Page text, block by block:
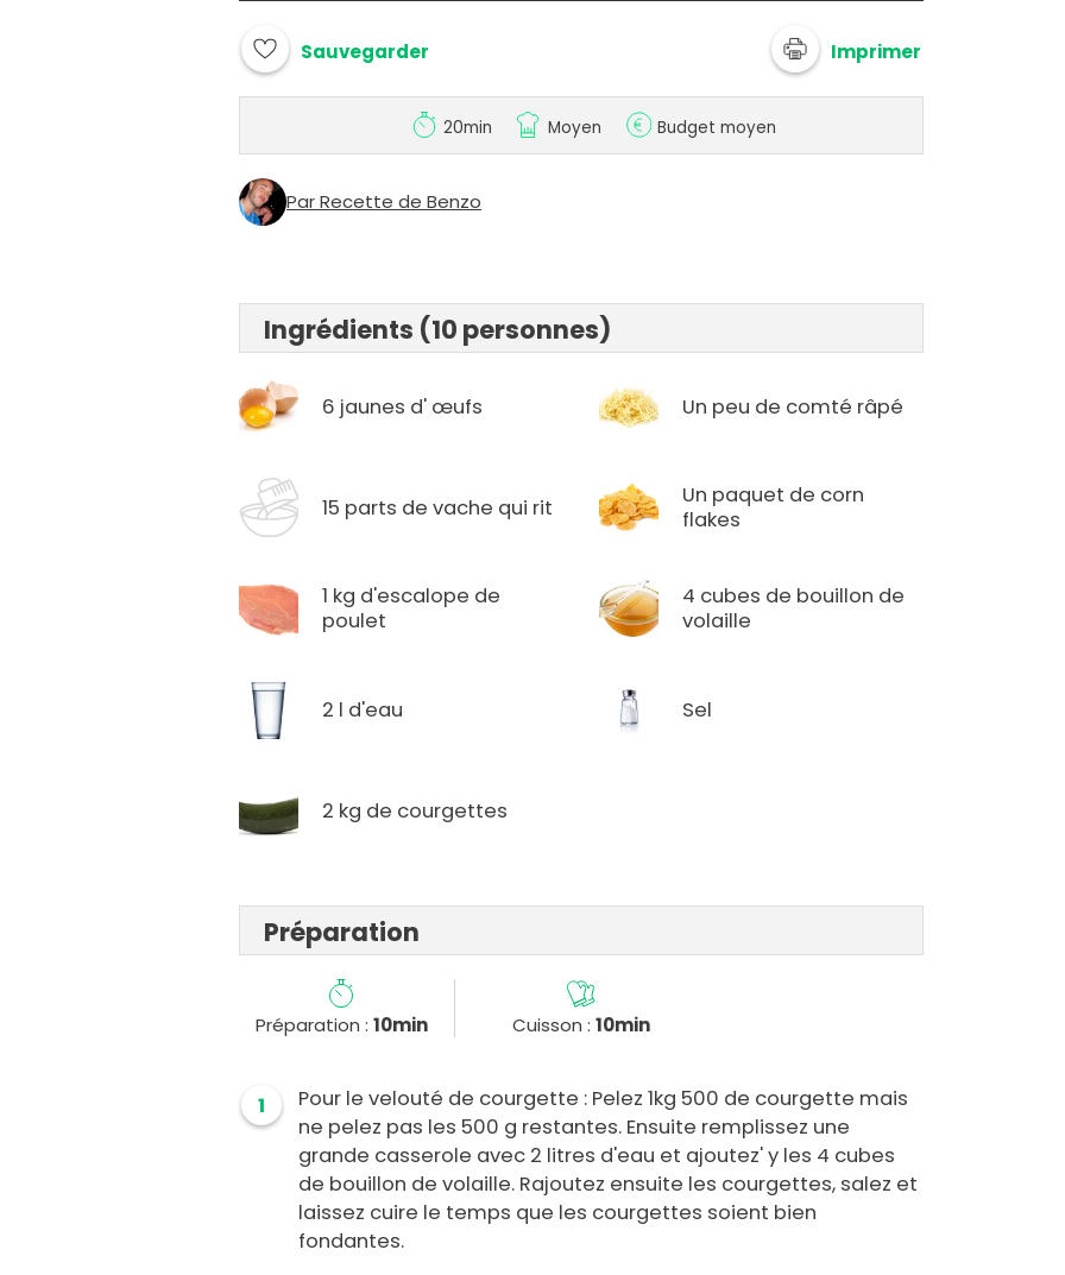
Sauvegarder Imprimer
20min Moyen Budget moyen
Par Recette de Benzo
Ingrédients (10 personnes)
6 jaunes d' œufs Un peu de comté râpé
15 parts de vache qui rit
Un paquet de corn
flakes
1 kg d'escalope de
poulet
4 cubes de bouillon de
volaille
2 l d'eau Sel
2 kg de courgettes
Préparation
Préparation : 10min Cuisson :10min
1
Pour le velouté de courgette : Pelez 1kg 500 de courgette mais
ne pelez pas les 500 g restantes. Ensuite remplissez une
grande casserole avec 2 litres d'eau et ajoutez' y les 4 cubes
de bouillon de volaille. Rajoutez ensuite les courgettes, salez et
laissez cuire le temps que les courgettes soient bien
fondantes.